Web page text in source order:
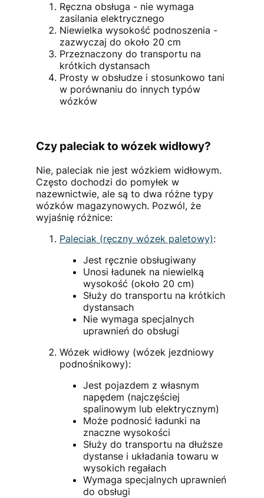
Ręczna obsługa - nie wymaga
zasilania elektrycznego
Niewielka wysokość podnoszenia -
zazwyczaj do około 20 cm
Przeznaczony do transportu na
krótkich dystansach
Prosty w obsłudze i stosunkowo tani
w porównaniu do innych typów
wózków
Czy paleciak to wózek widłowy?
Nie, paleciak nie jest wózkiem widłowym.
Często dochodzi do pomyłek w
nazewnictwie, ale są to dwa różne typy
wózków magazynowych. Pozwól, że
wyjaśnię różnice:
Paleciak (ręczny wózek paletowy):
Jest ręcznie obsługiwany
Unosi ładunek na niewielką
wysokość (około 20 cm)
Służy do transportu na krótkich
dystansach
Nie wymaga specjalnych
uprawnień do obsługi
Wózek widłowy (wózek jezdniowy
podnośnikowy):
Jest pojazdem z własnym
napędem (najczęściej
spalinowym lub elektrycznym)
Może podnosić ładunki na
znaczne wysokości
Służy do transportu na dłuższe
dystanse i układania towaru w
wysokich regałach
Wymaga specjalnych uprawnień
do obsługi